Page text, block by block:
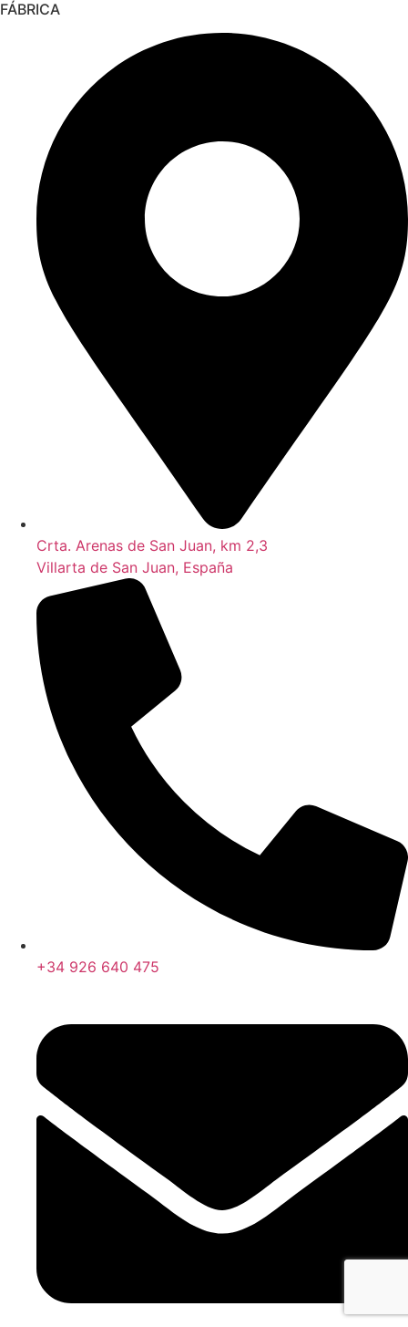
FÁBRICA
Crta. Arenas de San Juan, km 2,3
Villarta de San Juan, España
+34 926 640 475